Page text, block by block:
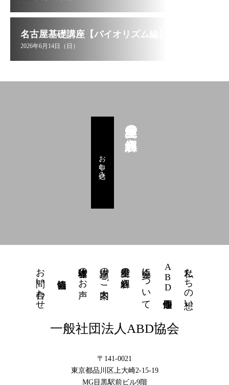
名古屋基礎講座【バイオリズム編】
2026年6月14日（日）
星里奏の紐解き
お申し込み
私たちの想い
ABD個性運命學
協会について
星里奏の紐解き
講座のご案内
体験者様のお声
お問い合わせ
一般社団法人ABD協会
〒141-0021
東京都品川区上大崎2-15-19
MG目黒駅前ビル9階